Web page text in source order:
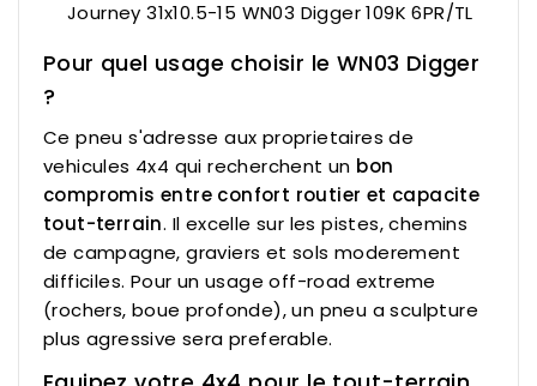
Journey 31x10.5-15 WN03 Digger 109K 6PR/TL
Pour quel usage choisir le WN03 Digger
?
Ce pneu s'adresse aux proprietaires de
vehicules 4x4 qui recherchent un bon
compromis entre confort routier et capacite
tout-terrain. Il excelle sur les pistes, chemins
de campagne, graviers et sols moderement
difficiles. Pour un usage off-road extreme
(rochers, boue profonde), un pneu a sculpture
plus agressive sera preferable.